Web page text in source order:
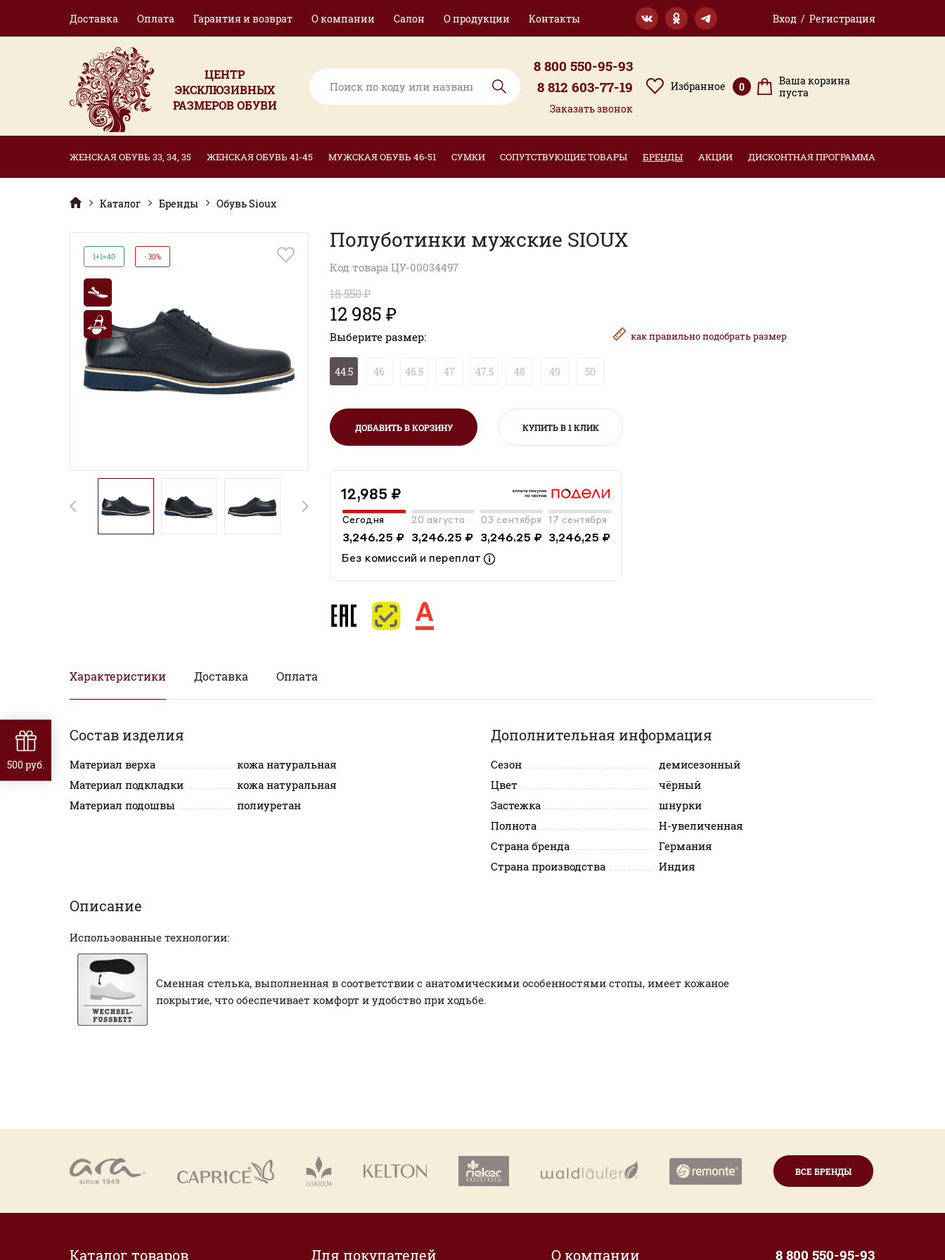
Доставка Оплата Гарантия и возврат О компании Салон О продукции Контакты Вход / Регистрация
ЦЕНТР
ЭКСКЛЮЗИВНЫХ
РАЗМЕРОВ ОБУВИ
8 800 550-95-93
8 812 603-77-19
Заказать звонок
Избранное 0
Ваша корзина
пуста
ЖЕНСКАЯ ОБУВЬ 33, 34, 35 ЖЕНСКАЯ ОБУВЬ 41-45 МУЖСКАЯ ОБУВЬ 46-51 СУМКИ СОПУТСТВУЮЩИЕ ТОВАРЫ БРЕНДЫ АКЦИИ ДИСКОНТНАЯ ПРОГРАММА
Каталог Бренды Обувь Sioux
1+1=40 - 30%
Полуботинки мужские SIOUX
Код товара ЦУ-00034497
18 550 ₽
12 985 ₽
Выберите размер: какправильноподобрать размер
44.5 46 46.5 47 47.5 48 49 50
ДОБАВИТЬ В КОРЗИНУ КУПИТЬ В 1 КЛИК
12,985 ₽
Сегодня
3,246.25 ₽
20 августа
3,246.25 ₽
03 сентября
3,246.25 ₽
17 сентября
3,246,25 ₽
Без комиссий и переплат
Характеристики Доставка Оплата
Состав изделия
Материал верха
кожа натуральная
Материал подкладки
кожа натуральная
Материал подошвы
полиуретан
Дополнительная информация
Сезон
демисезонный
Цвет
чёрный
Застежка
шнурки
Полнота
H-увеличенная
Страна бренда
Германия
Страна производства
Индия
Описание
Использованные технологии:
Сменная стелька, выполненная в соответствии с анатомическими особенностями стопы, имеет кожаное
покрытие, что обеспечивает комфорт и удобство при ходьбе.
ВСЕ БРЕНДЫ
Каталог товаров Для покупателей О компании 8 800 550-95-93
500 руб.